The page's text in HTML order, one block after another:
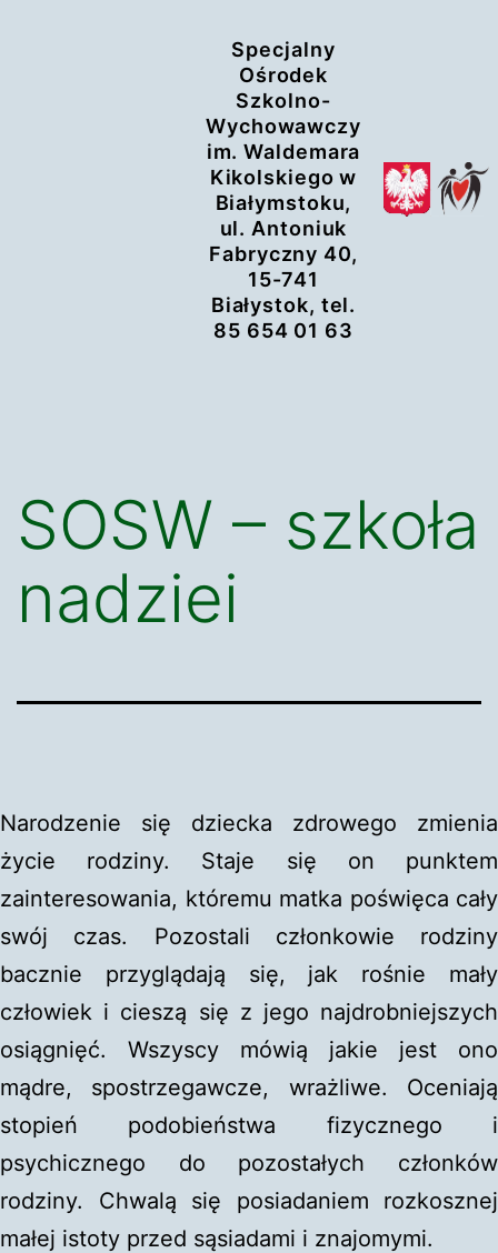
Specjalny
Ośrodek
Szkolno-
Wychowawczy
im. Waldemara
Kikolskiego w
Białymstoku,
ul. Antoniuk
Fabryczny 40,
15-741
Białystok, tel.
85 654 01 63
SOSW – szkoła
nadziei
Narodzenie się dziecka zdrowego zmienia
życie rodziny. Staje się on punktem
zainteresowania, któremu matka poświęca cały
swój czas. Pozostali członkowie rodziny
bacznie przyglądają się, jak rośnie mały
człowiek i cieszą się z jego najdrobniejszych
osiągnięć. Wszyscy mówią jakie jest ono
mądre, spostrzegawcze, wrażliwe. Oceniają
stopień podobieństwa fizycznego i
psychicznego do pozostałych członków
rodziny. Chwalą się posiadaniem rozkosznej
małej istoty przed sąsiadami i znajomymi.